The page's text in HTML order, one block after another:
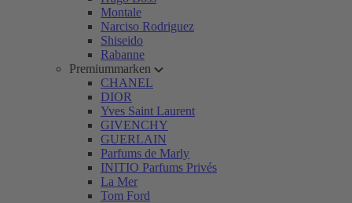
Montale
Narciso Rodriguez
Shiseido
Rabanne
Premiummarken
CHANEL
DIOR
Yves Saint Laurent
GIVENCHY
GUERLAIN
Parfums de Marly
INITIO Parfums Privés
La Mer
Tom Ford